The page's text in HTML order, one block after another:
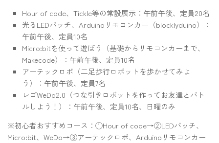
Hour of code、Tickle等の常設展示：午前午後、定員20名
光るLEDバッチ、Arduinoリモコンカー（blocklyduino）：
午前午後、定員10名
Micro:bitを使って遊ぼう（基礎からリモコンカーまで、
Makecode）：午前午後、定員10名
アーテックロボ（二足歩行ロボットを歩かせてみよ
う）：午前午後、定員7名
レゴWeDo2.0（つな引きロボットを作ってお友達とバト
ルしよう！）：午前午後、定員10名、日曜のみ
※初心者おすすめコース：①Hour of code→②LEDバッチ、
Micro:bit、WeDo→③アーテックロボ、Arduinoリモコンカー